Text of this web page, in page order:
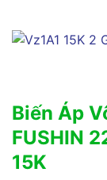
Biến Áp
FUSHIN
15K